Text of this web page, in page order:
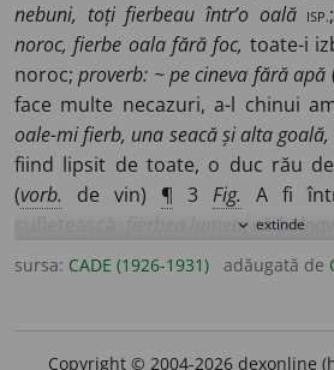
nebuni, toți fierbeau într’o oală ISP.
noroc, fierbe oala fără foc, toate-i
noroc;proverb: ~ pe cineva fără apă
face multe necazuri, a-l chinui
oale-mi fierb, una seacă și alta goală,
fiind lipsit de toate, o duc rău
(vorb. de vin) ¶ 3 Fig. A fi
fierbea lumea, că
rău cînd înnopta CAR.;
fierbea
expand_more extinde
sursa: CADE (1926-1931) adăugată de
Copyright © 2004-2026 dexonline